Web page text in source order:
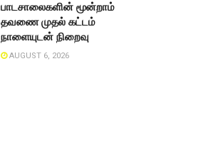
பாடசாலைகளின் மூன்றாம்
தவணை முதல் கட்டம்
நாளையுடன் நிறைவு
AUGUST 6, 2026